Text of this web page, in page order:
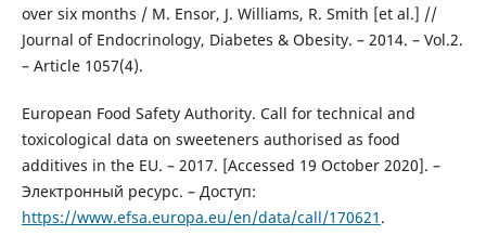
over six months / M. Ensor, J. Williams, R. Smith [et al.] //
Journal of Endocrinology, Diabetes & Obesity. – 2014. – Vol.2.
– Article 1057(4).
European Food Safety Authority. Call for technical and
toxicological data on sweeteners authorised as food
additives in the EU. – 2017. [Accessed 19 October 2020]. –
Электронный ресурс. – Доступ:
https://www.efsa.europa.eu/en/data/call/170621 .